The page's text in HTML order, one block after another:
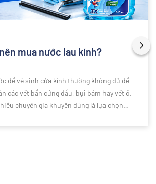
mua nước lau kính?
để vệ sinh cửa kính thường không đủ để
các vết bẩn cứng đầu, bụi bám hay vết ố.
chuyên gia khuyên dùng là lựa chọn